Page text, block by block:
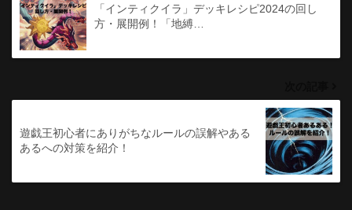
「インティクイラ」デッキレシピ2024の回し
方・展開例！「地縛…
遊戯王初心者にありがちなルールの誤解やある
あるへの対策を紹介！